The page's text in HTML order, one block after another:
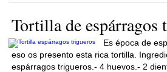
Tortilla de espárragos
Es época de
eso os presento esta rica tortilla.
espárragos trigueros.- 4 huevos.- 2